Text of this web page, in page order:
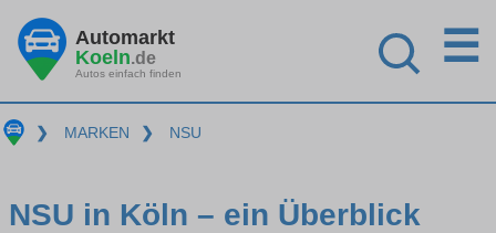
Automarkt
Koeln.de
Autos einfach finden
☰
❯ MARKEN ❯ NSU
NSU in Köln – ein Überblick